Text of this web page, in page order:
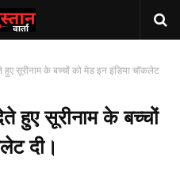
हुए सूरीनाम के बच्चों को मेड इन इंडिया चॉकलेट
हुए सूरीनाम के बच्चों
दी।